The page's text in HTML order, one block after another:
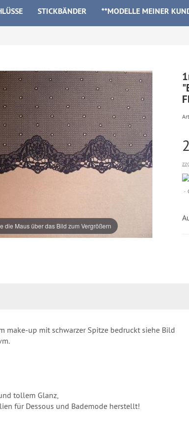
STICKBÄNDER **MODELLE MEINER
die Maus über das Bild zum Vergrößern
make-up mit schwarzer Spitze bedruckt siehe Bild
tollem Glanz,
für Dessous und Bademode herstellt!